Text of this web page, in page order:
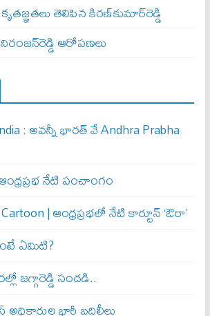
తెలిపిన కిరణ్‌కుమార్‌రెడ్డి
ఆరోపణలు
: అవ‌న్నీ భార‌త్ వే Andhra Prabha
నేటి పంచాంగం
| ఆంధ్రప్రభలో నేటి కార్టూన్ ‘ఔరా’
ఏమిటి?
జగ్గారెడ్డి సందడి..
భారీ బదిలీలు